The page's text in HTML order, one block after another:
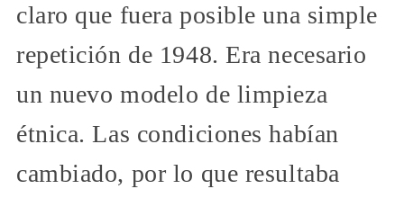
claro que fuera posible una simple
repetición de 1948. Era necesario
un nuevo modelo de limpieza
étnica. Las condiciones habían
cambiado, por lo que resultaba